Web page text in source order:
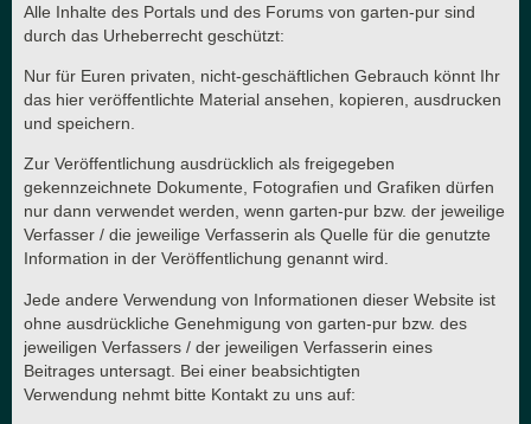
Alle Inhalte des Portals und des Forums von garten-pur sind
durch das Urheberrecht geschützt:
Nur für Euren privaten, nicht-geschäftlichen Gebrauch könnt Ihr
das hier veröffentlichte Material ansehen, kopieren, ausdrucken
und speichern.
Zur Veröffentlichung ausdrücklich als freigegeben
gekennzeichnete Dokumente, Fotografien und Grafiken dürfen
nur dann verwendet werden, wenn garten-pur bzw. der jeweilige
Verfasser / die jeweilige Verfasserin als Quelle für die genutzte
Information in der Veröffentlichung genannt wird.
Jede andere Verwendung von Informationen dieser Website ist
ohne ausdrückliche Genehmigung von garten-pur bzw. des
jeweiligen Verfassers / der jeweiligen Verfasserin eines
Beitrages untersagt. Bei einer beabsichtigten
Verwendung nehmt bitte Kontakt zu uns auf: